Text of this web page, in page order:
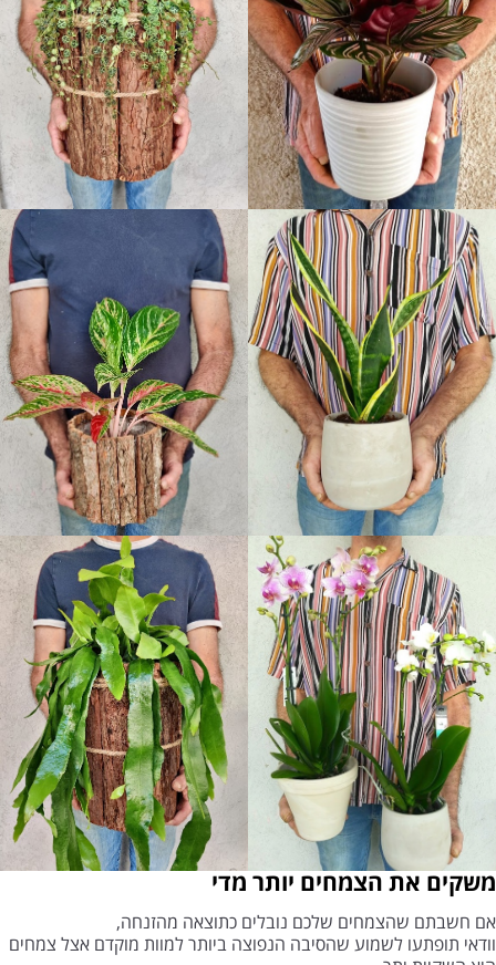
משקים את הצמחים יותר מדי
אם חשבתם שהצמחים שלכם נובלים כתוצאה מהזנחה,
וודאי תופתעו לשמוע שהסיבה הנפוצה ביותר למוות מוקדם אצל צמחים